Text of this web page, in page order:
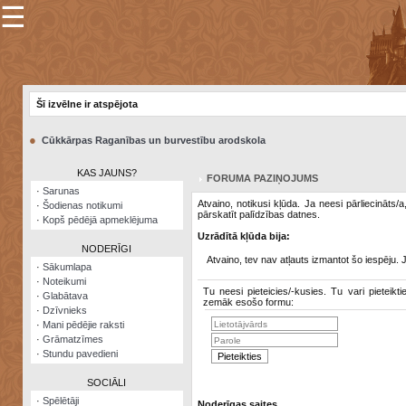
×
Šodienas
notikumi
Visatcera
almanahs
Arhīvs
☰
Šī izvēlne ir atspējota
● Cūkkārpas Raganības un burvestību arodskola
KAS JAUNS?
· Sarunas
· Šodienas notikumi
· Kopš pēdējā apmeklējuma
NODERĪGI
· Sākumlapa
· Noteikumi
· Glabātava
· Dzīvnieks
· Mani pēdējie raksti
· Grāmatzīmes
· Stundu pavedieni
SOCIĀLI
· Spēlētāji
FORUMA PAZIŅOJUMS
Atvaino, notikusi kļūda. Ja neesi pārliecināts/
pārskatīt palīdzības datnes.
Uzrādītā kļūda bija:
Atvaino, tev nav atļauts izmantot šo iespēju.
Tu neesi pieteicies/-kusies. Tu vari
zemāk esošo formu: